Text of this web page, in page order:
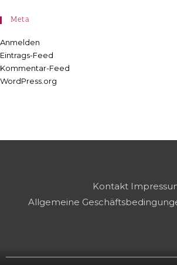
Meta
Anmelden
Eintrags-Feed
Kommentar-Feed
WordPress.org
Kontakt
Allgemeine